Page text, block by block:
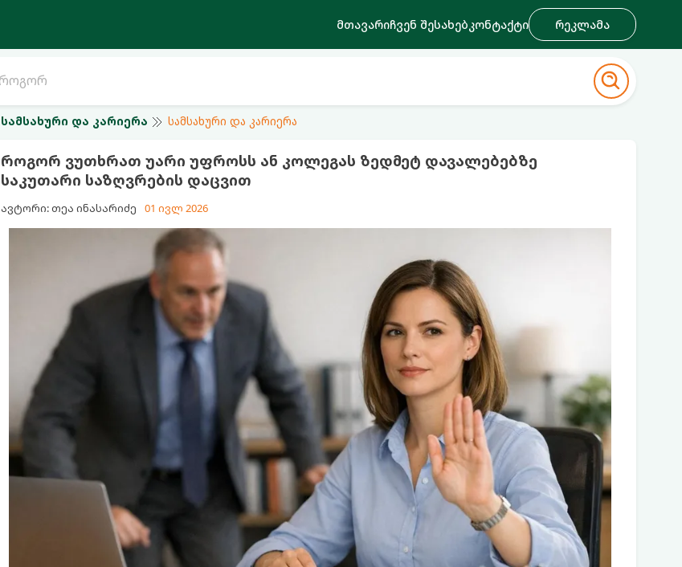
მთავარიჩვენ შესახებკონტაქტი რეკლამა
სამსახური და კარიერა სამსახური და კარიერა
როგორ ვუთხრათ უარი უფროსს ან კოლეგას ზედმეტ დავალებებზე
საკუთარი საზღვრების დაცვით
ავტორი: თეა ინასარიძე 01 ივლ 2026